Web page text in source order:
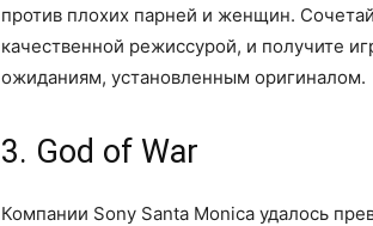
против плохих парней и женщин.
качественной режиссурой, и получите
ожиданиям, установленным оригиналом.
3. God of War
Компании Sony Santa Monica удалось